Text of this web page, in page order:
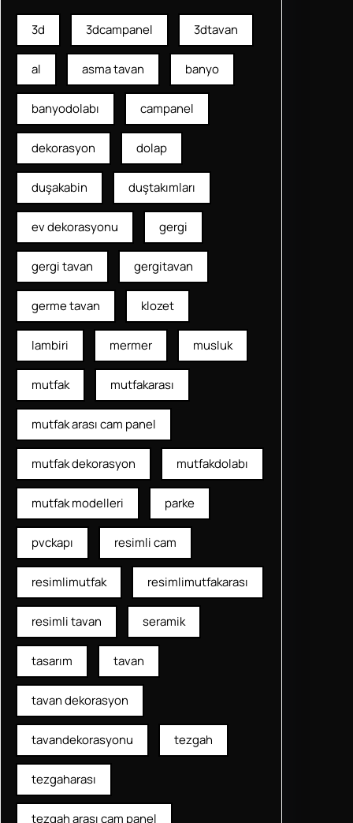
3d 3dcampanel 3dtavan
al asma tavan banyo
banyodolabı campanel
dekorasyon dolap
duşakabin duştakımları
ev dekorasyonu gergi
gergi tavan gergitavan
germe tavan klozet
lambiri mermer musluk
mutfak mutfakarası
mutfak arası cam panel
mutfak dekorasyon mutfakdolabı
mutfak modelleri parke
pvckapı resimli cam
resimlimutfak resimlimutfakarası
resimli tavan seramik
tasarım tavan
tavan dekorasyon
tavandekorasyonu tezgah
tezgaharası
tezgah arası cam panel